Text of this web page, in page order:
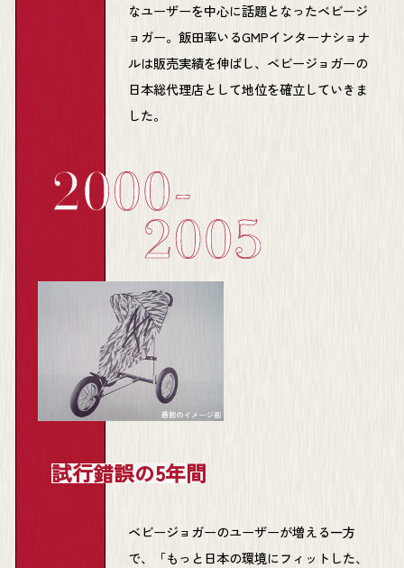
なユーザーを中心に話題となったベビージ
ョガー。飯田率いるGMPインターナショナ
ルは販売実績を伸ばし、ベビージョガーの
日本総代理店として地位を確立していきま
した。
試行錯誤の5年間
ベビージョガーのユーザーが増える一方
で、「もっと日本の環境にフィットした、